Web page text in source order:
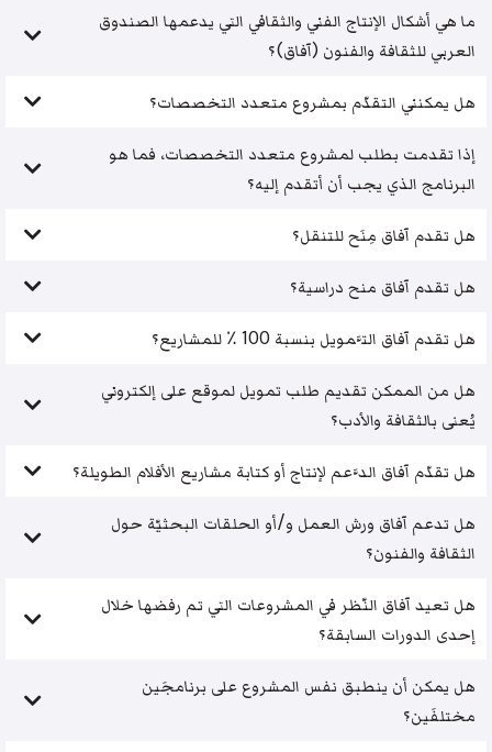
ما هي أشكال الإنتاج الفني والثقافي التي يدعمها الصندوق
العربي للثقافة والفنون (آفاق)؟
هل يمكنني التقدّم بمشروع متعدد التخصصات؟
إذا تقدمت بطلب لمشروع متعدد التخصصات، فما هو
البرنامج الذي يجب أن أتقدم إليه؟
هل تقدم آفاق مِنَح للتنقل؟
هل تقدم آفاق منح دراسية؟
هل تقدم آفاق التَّمويل بنسبة 100 ٪ للمشاريع؟
هل من الممكن تقديم طلب تمويل لموقع على إلكتروني
يُعنى بالثقافة والأدب؟
هل تقدّم آفاق الدَّعم لإنتاج أو كتابة مشاريع الأفلام الطويلة؟
هل تدعم آفاق ورش العمل و/أو الحلقات البحثيّة حول
الثقافة والفنون؟
هل تعيد آفاق النّظر في المشروعات التي تم رفضها خلال
إحدى الدورات السابقة؟
هل يمكن أن ينطبق نفس المشروع على برنامجَين
مختلفَين؟